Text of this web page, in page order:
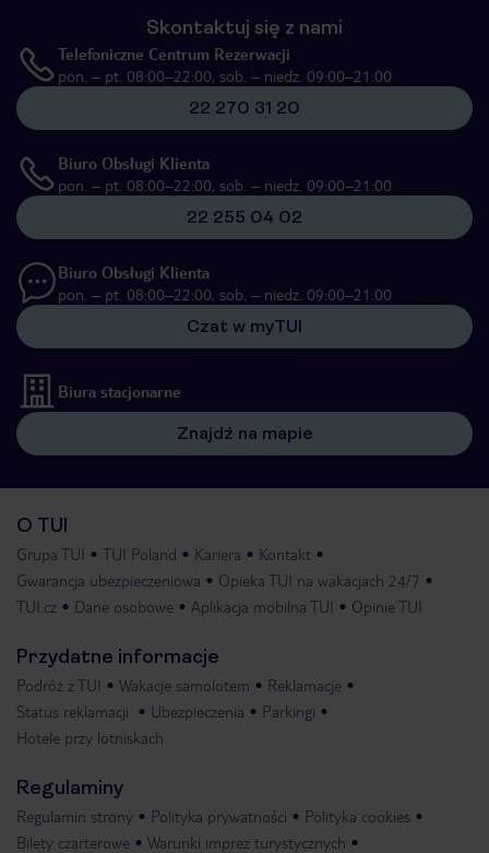
Skontaktuj się z nami
Telefoniczne Centrum Rezerwacji
pon. – pt. 08:00–22:00, sob. – niedz. 09:00–21:00
22 270 31 20
Biuro Obsługi Klienta
pon. – pt. 08:00–22:00, sob. – niedz. 09:00–21:00
22 255 04 02
Biuro Obsługi Klienta
pon. – pt. 08:00–22:00, sob. – niedz. 09:00–21:00
Czat w myTUI
Biura stacjonarne
Znajdź na mapie
O TUI
Grupa TUI TUI Poland Kariera
Kontakt
Gwarancja ubezpieczeniowa
Opieka TUI na wakacjach 24/7
TUI.cz
Dane osobowe Aplikacja mobilna TUI Opinie TUI
Przydatne informacje
Podróż z TUI Wakacje samolotem
Reklamacje
Status reklamacji
Ubezpieczenia
Parkingi
Hotele przy lotniskach
Regulaminy
Regulamin strony Polityka prywatności
Polityka cookies
Bilety czarterowe
Warunki imprez turystycznych